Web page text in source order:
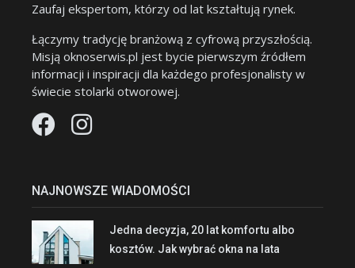
Zaufaj ekspertom, którzy od lat kształtują rynek.
Łączymy tradycję branżową z cyfrową przyszłością.
Misją oknoserwis.pl jest bycie pierwszym źródłem
informacji i inspiracji dla każdego profesjonalisty w
świecie stolarki otworowej.
NAJNOWSZE WIADOMOŚCI
Jedna decyzja, 20 lat komfortu albo
kosztów. Jak wybrać okna na lata